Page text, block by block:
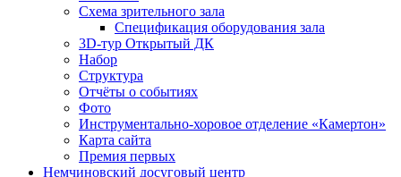
Схема зрительного зала
Спецификация оборудования зала
3D-тур Открытый ДК
Набор
Структура
Отчёты о событиях
Фото
Инструментально-хоровое отделение «Камертон»
Карта сайта
Премия первых
Немчиновский досуговый центр